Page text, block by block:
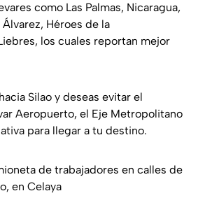
como Las Palmas, Nicaragua,
Héroes de la
los cuales reportan mejor
Silao y deseas evitar el
Aeropuerto, el Eje Metropolitano
para llegar a tu destino.
de trabajadores en calles de
en Celaya